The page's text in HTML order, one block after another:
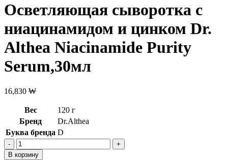
Осветляющая сыворотка с
ниацинамидом и цинком Dr.
Althea Niacinamide Purity
Serum,30мл
16,830 ₩
Вес
120 г
Бренд
Dr.Althea
Буква бренда D
Количество
товара
В корзину